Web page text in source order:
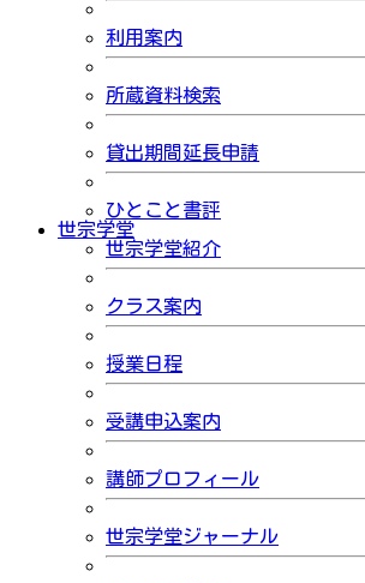
利用案内
所蔵資料検索
貸出期間延長申請
ひとこと書評
世宗学堂
世宗学堂紹介
クラス案内
授業日程
受講申込案内
講師プロフィール
世宗学堂ジャーナル